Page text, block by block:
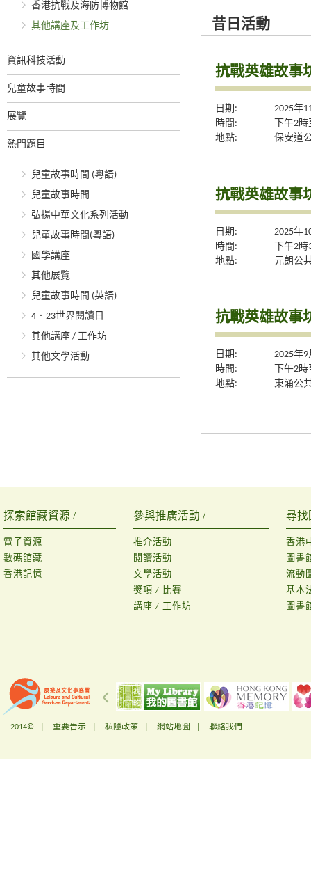
香港抗戰及海防博物館
其他講座及工作坊
資訊科技活動
兒童故事時間
展覽
熱門題目
兒童故事時間 (粵語)
兒童故事時間
弘揚中華文化系列活動
兒童故事時間(粵語)
國學講座
其他展覽
兒童故事時間 (英語)
4．23世界閱讀日
其他講座 / 工作坊
其他文學活動
昔日活動
抗戰英雄故事
日期:
2025年
時間:
下午2
地點:
保安道
抗戰英雄故事
日期:
2025年
時間:
下午2
地點:
元朗公
抗戰英雄故事
日期:
2025年
時間:
下午2
地點:
東涌公
探索館藏資源 /
電子資源
數碼館藏
香港記憶
參與推廣活動 /
推介活動
閱讀活動
文學活動
獎項 / 比賽
講座 / 工作坊
尋找
香港
圖書
流動
基本
圖書
2014© | 重要告示 私隱政策 網站地圖 聯絡我們